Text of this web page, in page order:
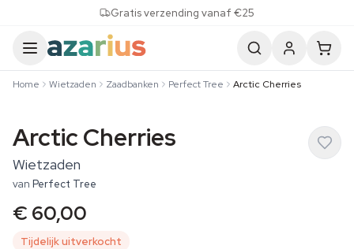
Gratis verzending vanaf €25
Home Wietzaden Zaadbanken Perfect Tree Arctic Cherries
Arctic Cherries
Wietzaden
van Perfect Tree
€ 60,00
Tijdelijk uitverkocht